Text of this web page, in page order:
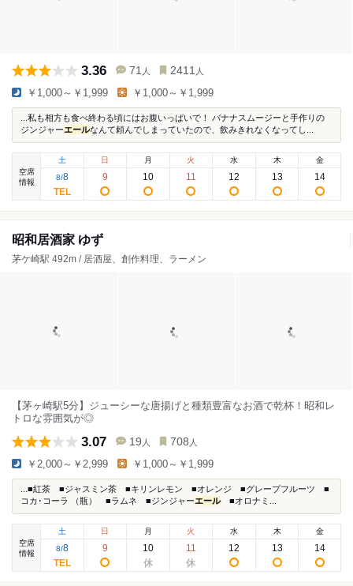
3.36 71 人 2411 人
￥1,000～￥1,999 ￥1,000～￥1,999
...私も相方も食べ終わる頃にはお腹いっぱいで！ バナナスムージーと手作りの
ジンジャーエールなんて頼んでしまっていたので、飲みきれなくなってし...
空席
情報
土
8/8
日
9
月
10
火
11
水
12
木
13
金
14
昭和居酒家 ゆず
茅ケ崎駅 492m / 居酒屋、創作料理、ラーメン
【茅ヶ崎駅5分】ジューシーな唐揚げと種類豊富なお酒で乾杯！昭和レ
トロな雰囲気が◎
3.07 19 人 708 人
￥2,000～￥2,999 ￥1,000～￥1,999
...■紅茶 ■ジャスミン茶 ■キリンレモン ■オレンジ ■グレープフルーツ ■
コカ･コーラ （瓶） ■ラムネ ■ジンジャーエール■オロナミ...
空席
情報
土
8/8
日
9
月
10
火
11
水
12
木
13
金
14